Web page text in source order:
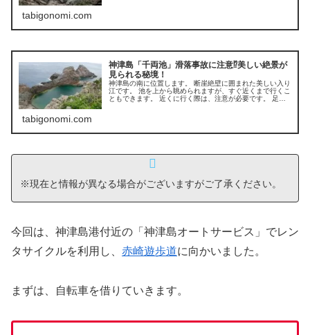
tabigonomi.com
神津島「千両池」滑落事故に注意⁉美しい絶景が
見られる秘境！
神津島の南に位置します。 断崖絶壁に囲まれた美しい入り
江です。 池を上から眺められますが、すぐ近くまで行くこ
ともできます。 近くに行く際は、注意が必要です。 足場
tabigonomi.com
※現在と情報が異なる場合がございますがご了承ください。
今回は、神津島港付近の「神津島オートサービス」でレン
タサイクルを利用し、 赤崎遊歩道に向かいました。
まずは、自転車を借りていきます。